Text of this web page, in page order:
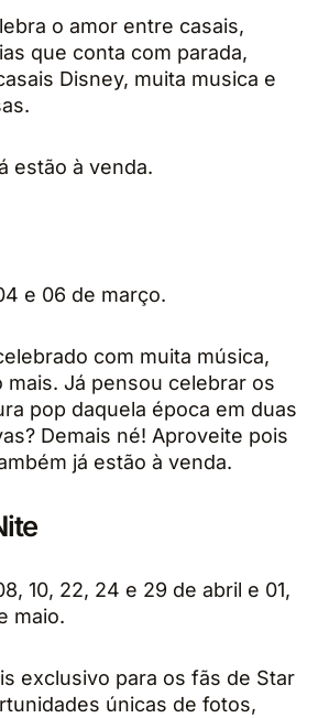
o amor entre casais,
que conta com parada,
Disney, muita musica e
estão à venda.
e 06 de março.
com muita música,
mais. Já pensou celebrar os
pop daquela época em duas
Demais né! Aproveite pois
já estão à venda.
10, 22, 24 e 29 de abril e 01,
maio.
exclusivo para os fãs de Star
únicas de fotos,